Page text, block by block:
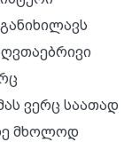
ვერც საათად
მხოლოდ